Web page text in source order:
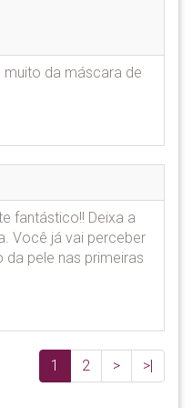
da máscara de
fantástico!! Deixa a
Você já vai perceber
da pele nas primeiras
1 2 > >|